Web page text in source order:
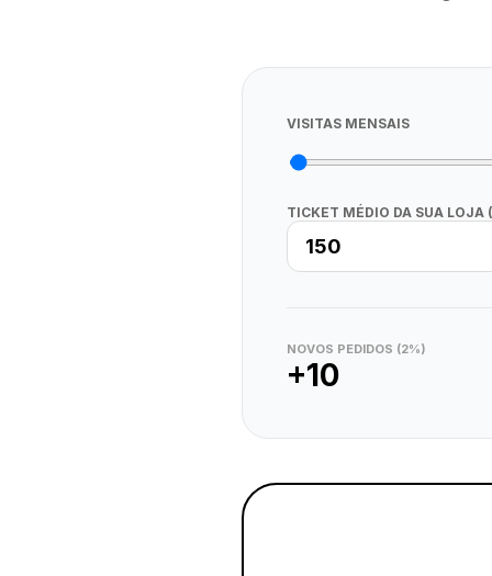
VISITAS MENSAIS
TICKET MÉDIO DA SUA LOJA
NOVOS PEDIDOS (2%)
+10